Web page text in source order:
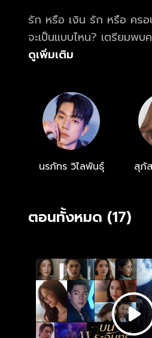
รัก หรือ เงิน รัก หรือ ครอบครัว รัก หรือ การเอาชนะ “ความรัก” ที่ทุกคน
จะเป็นแบบไ
ดูเพิ่มเติม
นรภัทร วิไลพันธุ์ สุภั
ตอนทั้งหมด (17)